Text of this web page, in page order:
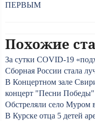
ПЕРВЫМ
Похожие
За сутки COVID-19
Сборная России стала
В Концертном зале
концерт "Песни Победы"
Обстреляли село Муром
В Курске отца 5 детей